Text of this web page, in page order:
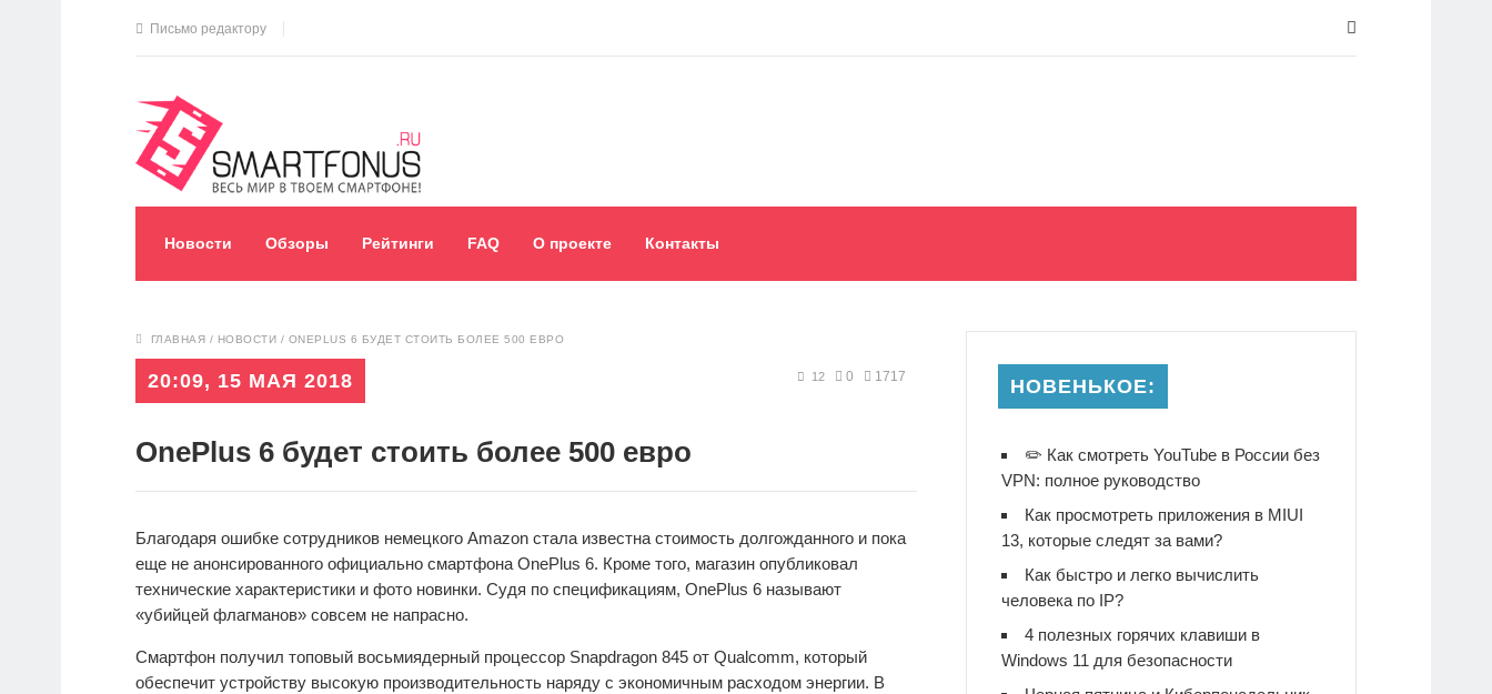
Письмо редактору
Новости Обзоры Рейтинги FAQ О проекте Контакты
ГЛАВНАЯ / НОВОСТИ / ONEPLUS 6 БУДЕТ СТОИТЬ БОЛЕЕ 500 ЕВРО
20:09, 15 МАЯ 2018 12 0 1717
OnePlus 6 будет стоить более 500 евро
Благодаря ошибке сотрудников немецкого Amazon стала известна стоимость долгожданного и пока
еще не анонсированного официально смартфона OnePlus 6. Кроме того, магазин опубликовал
технические характеристики и фото новинки. Судя по спецификациям, OnePlus 6 называют
«убийцей флагманов» совсем не напрасно.
Смартфон получил топовый восьмиядерный процессор Snapdragon 845 от Qualcomm, который
обеспечит устройству высокую производительность наряду с экономичным расходом энергии. В
НОВЕНЬКОЕ:
✏️ Как смотреть YouTube в России без
VPN: полное руководство
Как просмотреть приложения в MIUI
13, которые следят за вами?
Как быстро и легко вычислить
человека по IP?
4 полезных горячих клавиши в
Windows 11 для безопасности